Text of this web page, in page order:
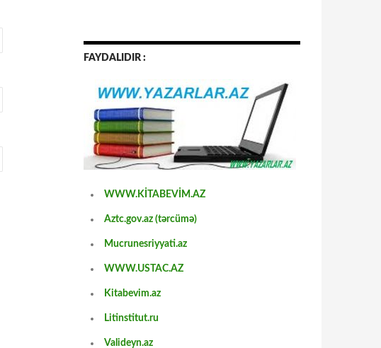
FAYDALIDIR :
WWW.KİTABEVİM.AZ
Aztc.gov.az (tərcümə)
Mucrunesriyyati.az
WWW.USTAC.AZ
Kitabevim.az
Litinstitut.ru
Valideyn.az